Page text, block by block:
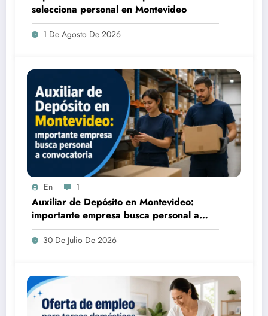
selecciona personal en Montevideo
1 De Agosto De 2026
En 1
Auxiliar de Depósito en Montevideo:
importante empresa busca personal a
convocatoria
30 De Julio De 2026